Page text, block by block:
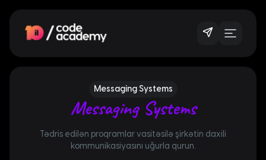
Messaging Systems
Messaging Systems
Tədris edilən proqramlar vasitəsilə şirkətin daxili
kommunikasiyasını uğurla qurun.